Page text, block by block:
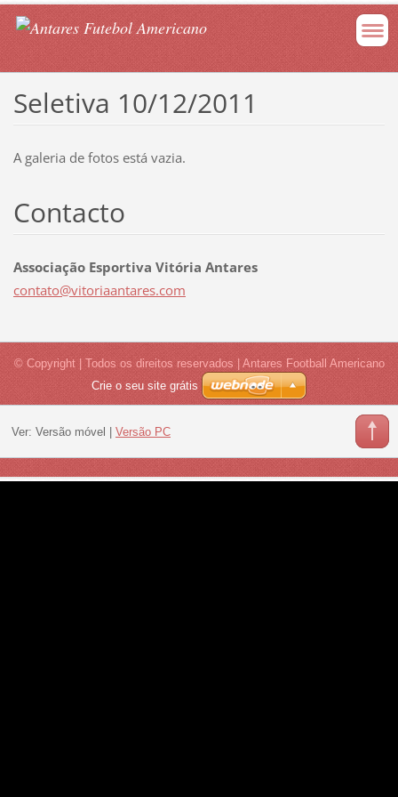
Seletiva 10/12/2011
A galeria de fotos está vazia.
Contacto
Associação Esportiva Vitória Antares
contato@vitoriaantares.com
© Copyright | Todos os direitos reservados | Antares Football Americano
Crie o seu site grátis
Ver: Versão móvel Versão PC